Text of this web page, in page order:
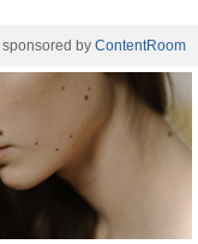
sponsored by ContentRoom